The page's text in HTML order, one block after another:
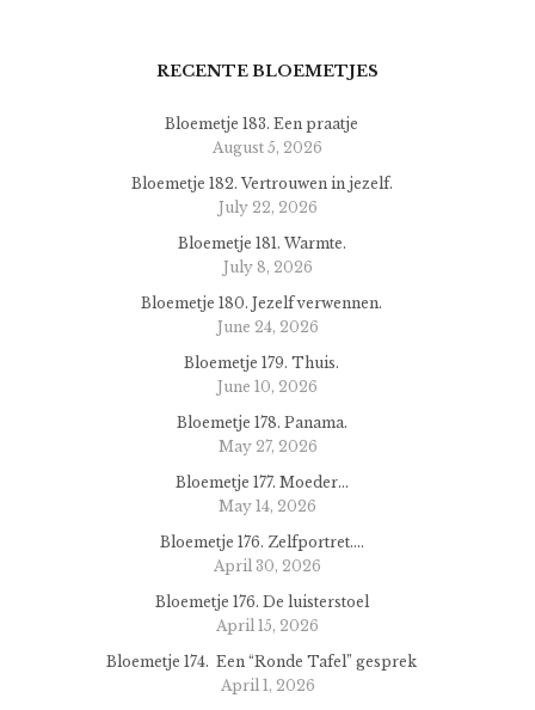
RECENTE BLOEMETJES
Bloemetje 183. Een praatje
August 5, 2026
Bloemetje 182. Vertrouwen in jezelf.
July 22, 2026
Bloemetje 181. Warmte.
July 8, 2026
Bloemetje 180. Jezelf verwennen.
June 24, 2026
Bloemetje 179. Thuis.
June 10, 2026
Bloemetje 178. Panama.
May 27, 2026
Bloemetje 177. Moeder…
May 14, 2026
Bloemetje 176. Zelfportret….
April 30, 2026
Bloemetje 176. De luisterstoel
April 15, 2026
Bloemetje 174. Een “Ronde Tafel” gesprek
April 1, 2026